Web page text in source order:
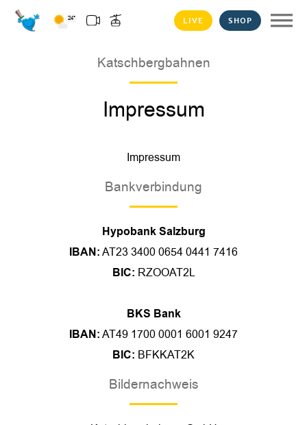
24° LIVE SHOP
Katschbergbahnen
Impressum
Impressum
Bankverbindung
Hypobank Salzburg
IBAN:AT23 3400 0654 0441 7416
BIC: RZOOAT2L
BKS Bank
IBAN:AT49 1700 0001 6001 9247
BIC: BFKKAT2K
Bildernachweis